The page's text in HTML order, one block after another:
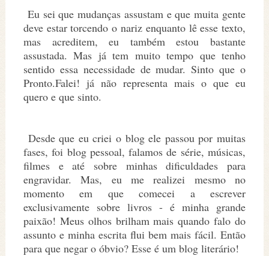
Eu sei que mudanças assustam e que muita gente
deve estar torcendo o nariz enquanto lê esse texto,
mas acreditem, eu também estou bastante
assustada. Mas já tem muito tempo que tenho
sentido essa necessidade de mudar. Sinto que o
Pronto.Falei! já não representa mais o que eu
quero e que sinto.
Desde que eu criei o blog ele passou por muitas
fases, foi blog pessoal, falamos de série, músicas,
filmes e até sobre minhas dificuldades para
engravidar. Mas, eu me realizei mesmo no
momento em que comecei a escrever
exclusivamente sobre livros - é minha grande
paixão! Meus olhos brilham mais quando falo do
assunto e minha escrita flui bem mais fácil. Então
para que negar o óbvio? Esse é um blog literário!